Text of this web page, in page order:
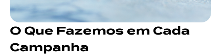
O Que Fazemos em Cada
Campanha